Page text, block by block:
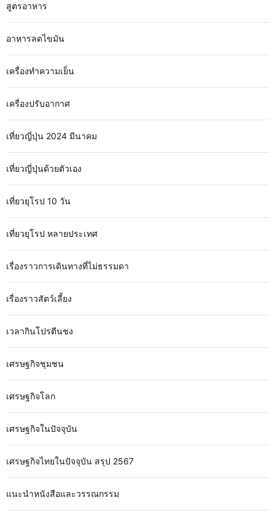
สูตรอาหาร
อาหารลดไขมัน
เครื่องทำความเย็น
เครื่องปรับอากาศ
เที่ยวญี่ปุ่น 2024 มีนาคม
เที่ยวญี่ปุ่นด้วยตัวเอง
เที่ยวยุโรป 10 วัน
เที่ยวยุโรป หลายประเทศ
เรื่องราวการเดินทางที่ไม่ธรรมดา
เรื่องราวสัตว์เลี้ยง
เวลากินโปรตีนชง
เศรษฐกิจชุมชน
เศรษฐกิจโลก
เศรษฐกิจในปัจจุบัน
เศรษฐกิจไทยในปัจจุบัน สรุป 2567
แนะนำหนังสือและวรรณกรรม